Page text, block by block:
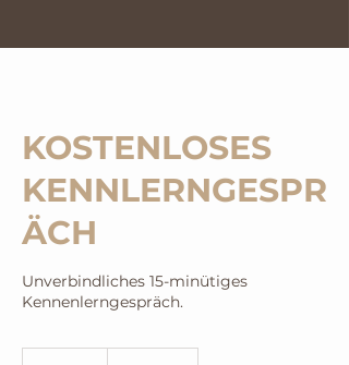
KOSTENLOSES
KENNLERNGESPR
ÄCH
Unverbindliches 15-minütiges
Kennenlerngespräch.